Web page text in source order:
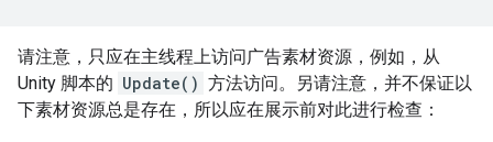
请注意，只应在主线程上访问广告素材资源，例如，从
Unity 脚本的 Update() 方法访问。另请注意，并不保证以
下素材资源总是存在，所以应在展示前对此进行检查：